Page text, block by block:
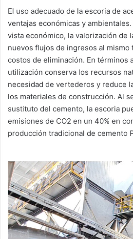
El uso adecuado de la escoria de
ventajas económicas y
vista económico, la valorización de
nuevos flujos de ingresos al mismo
costos de eliminación. En términos
utilización conserva los recursos
necesidad de vertederos y reduce
los materiales de construcción. Al
sustituto del cemento, la escoria
emisiones de CO2 en un 40% en
producción tradicional de cemento